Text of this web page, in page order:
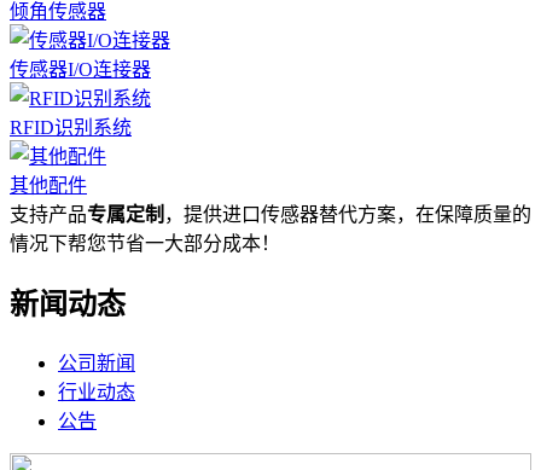
倾角传感器
传感器I/O连接器
RFID识别系统
其他配件
支持产品专属定制 ，提供进口传感器替代方案，在保障质量的
情况下帮您节省一大部分成本！
新闻动态
公司新闻
行业动态
公告